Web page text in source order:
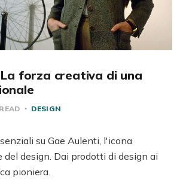
forza creativa di una
DESIGN
su Gae Aulenti, l'icona
design. Dai prodotti di design ai
pioniera.